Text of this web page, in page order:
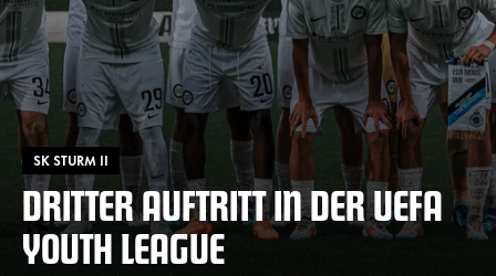
SK STURM II
DRITTER AUFTRITT IN DER UEFA
YOUTH LEAGUE